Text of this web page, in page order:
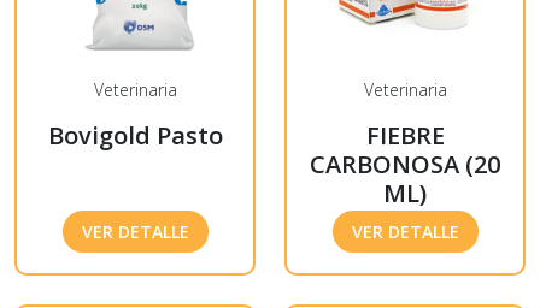
Veterinaria
Bovigold Pasto
VER DETALLE
Veterinaria
FIEBRE
CARBONOSA (20
ML)
VER DETALLE